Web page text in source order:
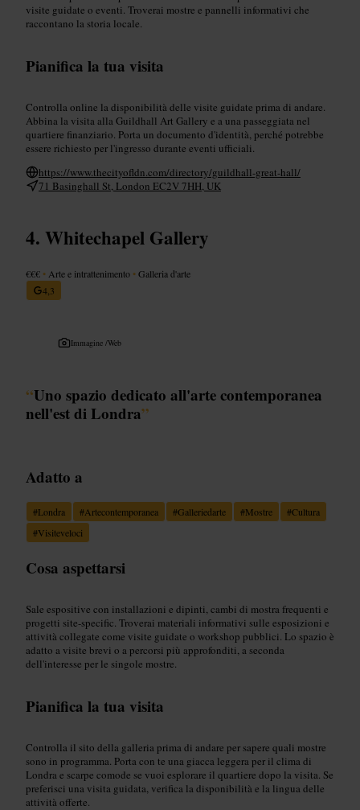
visite guidate o eventi. Troverai mostre e pannelli informativi che
raccontano la storia locale.
Pianifica la tua visita
Controlla online la disponibilità delle visite guidate prima di andare.
Abbina la visita alla Guildhall Art Gallery e a una passeggiata nel
quartiere finanziario. Porta un documento d'identità, perché potrebbe
essere richiesto per l'ingresso durante eventi ufficiali.
https://www.thecityofldn.com/directory/guildhall-great-hall/
71 Basinghall St, London EC2V 7HH, UK
Whitechapel Gallery
€€€ • Arte e intrattenimento •Galleria d'arte
4,3
Immagine /Web
“Uno spazio dedicato all'arte contemporanea
nell'est di Londra”
Adatto a
#Londra #Artecontemporanea #Galleriedarte #Mostre #Cultura
#Visiteveloci
Cosa aspettarsi
Sale espositive con installazioni e dipinti, cambi di mostra frequenti e
progetti site-specific. Troverai materiali informativi sulle esposizioni e
attività collegate come visite guidate o workshop pubblici. Lo spazio è
adatto a visite brevi o a percorsi più approfonditi, a seconda
dell'interesse per le singole mostre.
Pianifica la tua visita
Controlla il sito della galleria prima di andare per sapere quali mostre
sono in programma. Porta con te una giacca leggera per il clima di
Londra e scarpe comode se vuoi esplorare il quartiere dopo la visita. Se
preferisci una visita guidata, verifica la disponibilità e la lingua delle
attività offerte.